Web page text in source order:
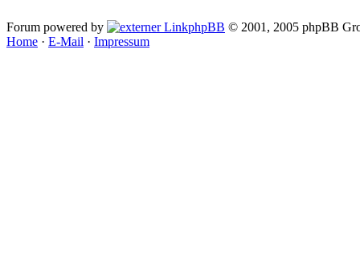
Forum powered by phpBB © 2001, 2005 phpBB
Home · E-Mail · Impressum